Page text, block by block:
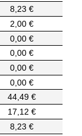
8,23 €
2,00 €
0,00 €
0,00 €
0,00 €
0,00 €
44,49 €
17,12 €
8,23 €